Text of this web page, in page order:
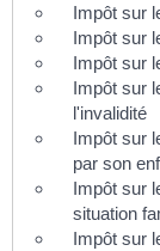
Impôt sur
Impôt sur
Impôt sur
Impôt sur
l'invalidité
Impôt sur
par son
Impôt sur
situation
Impôt sur